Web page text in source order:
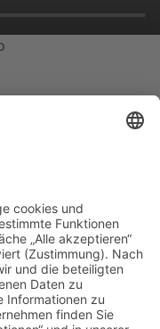
DESIGN